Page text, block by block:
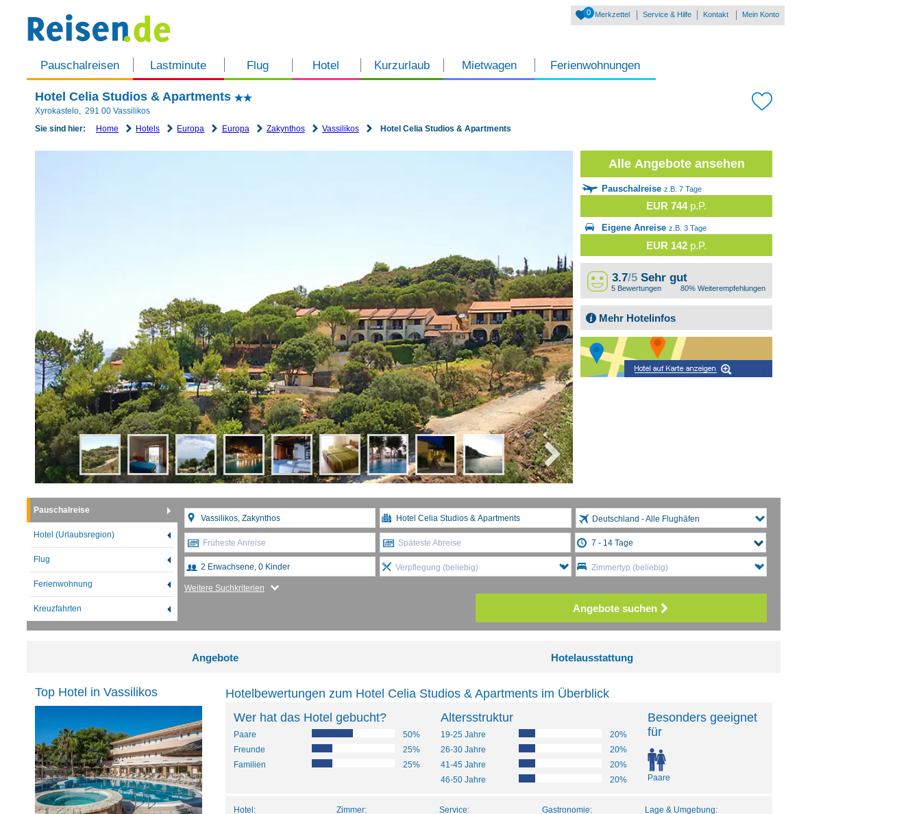
Pauschalreisen Lastminute Flug Hotel Kurzurlaub Mietwagen Ferienwohnungen
0 Merkzettel Service & Hilfe Kontakt Mein Konto
Hotel Celia Studios & Apartments
Xyrokastelo, 291 00 Vassilikos
Sie sind hier:
Home Hotels Europa Europa Zakynthos Vassilikos Hotel Celia Studios & Apartments
Alle Angebote ansehen
Pauschalreise z.B. 7 Tage
EUR 744 p.P.
Eigene Anreise z.B. 3 Tage
EUR 142 p.P.
3.7/5 Sehr gut
5 Bewertungen 80% Weiterempfehlungen
Mehr Hotelinfos
Pauschalreise
Hotel (Urlaubsregion)
Flug
Ferienwohnung
Kreuzfahrten
Deutschland - Alle Flughäfen
Früheste Anreise Späteste Abreise
Verpflegung (beliebig) Zimmertyp (beliebig)
Weitere Suchkriterien
Angebote suchen
Angebote Hotelausstattung
Hotelbewertungen zum Hotel Celia Studios & Apartments im Überblick
Wer hat das Hotel gebucht?
Paare
50%
Freunde
25%
Familien
25%
Altersstruktur
19-25 Jahre
20%
26-30 Jahre
20%
41-45 Jahre
20%
46-50 Jahre
20%
Besonders geeignet
für
Paare
Hotel:
Zimmer:
Service:
Gastronomie:
Lage & Umgebung:
Top Hotel in Vassilikos